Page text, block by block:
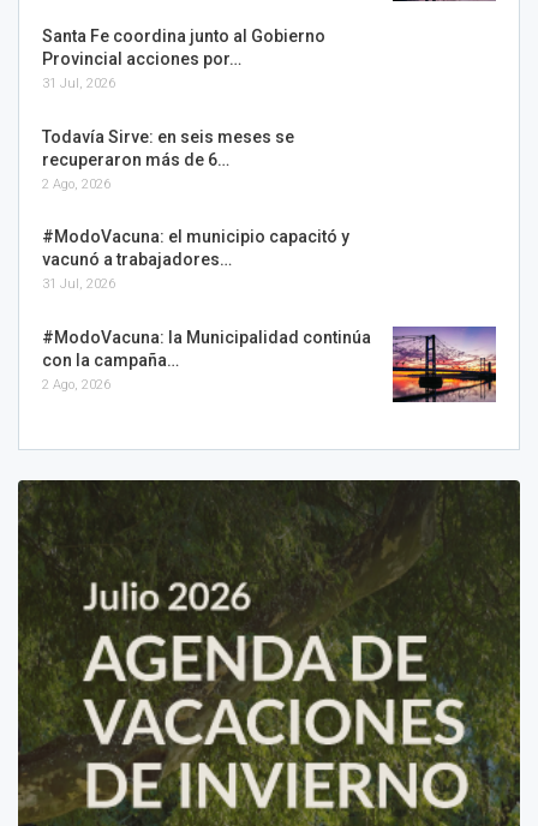
Santa Fe coordina junto al Gobierno
Provincial acciones por…
31 Jul, 2026
Todavía Sirve: en seis meses se
recuperaron más de 6…
2 Ago, 2026
#ModoVacuna: el municipio capacitó y
vacunó a trabajadores…
31 Jul, 2026
#ModoVacuna: la Municipalidad continúa
con la campaña…
2 Ago, 2026